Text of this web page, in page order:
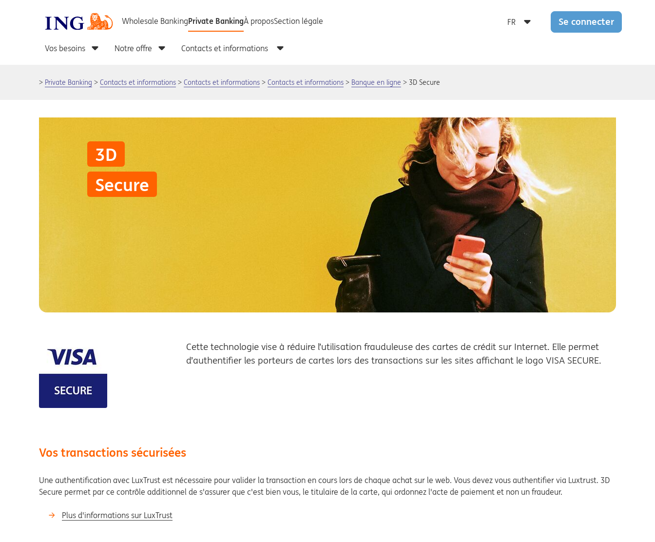
Se connecter
Private Banking Contacts et informations Contacts et informations Contacts et informations Banque en ligne 3D Secure
3D
Secure
Cette technologie vise à réduire l’utilisation frauduleuse des cartes de crédit sur Internet. Elle permet
d’authentifier les porteurs de cartes lors des transactions sur les sites affichant le logo VISA SECURE.
Vos transactions sécurisées
Une authentification avec LuxTrust est nécessaire pour valider la transaction en cours lors de chaque achat sur le web. Vous devez vous authentifier via Luxtrust. 3D
Secure permet par ce contrôle additionnel de s'assurer que c'est bien vous, le titulaire de la carte, qui ordonnez l'acte de paiement et non un fraudeur.
Plus d'informations sur LuxTrust